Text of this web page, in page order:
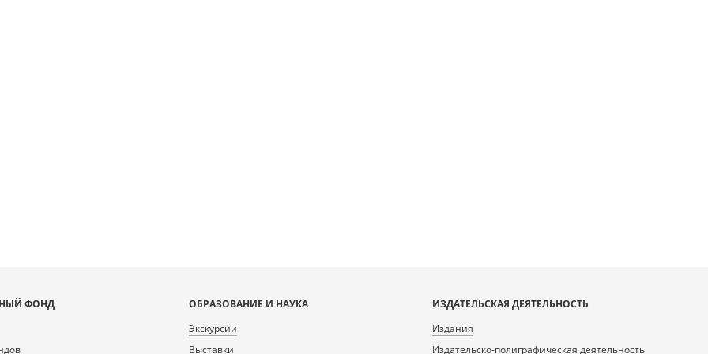
ФОНД
ОБРАЗОВАНИЕ И НАУКА
Экскурсии
Выставки
ИЗДАТЕЛЬСКАЯ ДЕЯТЕЛЬНОСТЬ
Издания
Издательско-полиграфическая деятельность